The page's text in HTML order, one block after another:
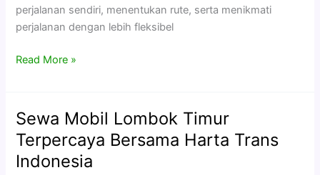
perjalanan sendiri, menentukan rute, serta menikmati
perjalanan dengan lebih fleksibel
Read More »
Sewa Mobil Lombok Timur
Terpercaya Bersama Harta Trans
Indonesia
Sewa
Mobil
Lombok
Timur